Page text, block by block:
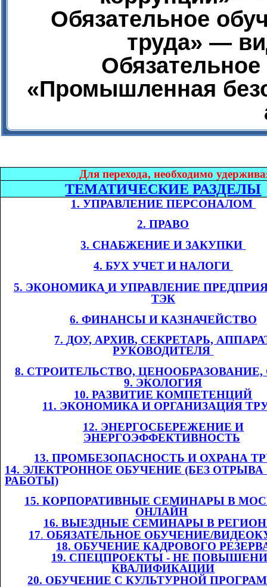
Обязательное
труда» —
«Промышленная
Для перехода, необходимо
ТЕМАТИЧЕСКИЕ РАЗДЕЛЫ
1. УПРАВЛЕНИЕ ПЕРСОНАЛОМ​​
2. ПРАВО
3. СНАБЖЕНИЕ И ЗАКУПКИ​​
4. БУХ УЧЕТ И НАЛОГИ​​
5. ЭКОНОМИКА И УПРАВЛЕНИЕ
ТЭК
6. ФИНАНСЫ И КАЗНАЧЕЙСТВО
7. ​​ДОУ, ​​ АРХИВ, СЕКРЕТАРЬ,
РУКОВОДИТЕЛЯ
8. СТРОИТЕЛЬСТВО,
9. ЭКОЛОГИЯ
10. РАЗВИТИЕ КОМПЕТЕНЦИЙ
11. ЭКОНОМИКА И ОРГАНИЗАЦИЯ
12. ЭНЕРГОСБЕРЕЖЕНИЕ И
ЭНЕРГОЭФФЕКТИВНОСТЬ
13. ПРОМБЕЗОПАСНОСТЬ И ОХРАНА
14. ЭЛЕКТРОННОЕ ОБУЧЕНИЕ (БЕЗ ОТРЫВА
РАБОТЫ)
15. КОРПОРАТИВНЫЕ СЕМИНАРЫ В
ОНЛАЙН
16. ВЫЕЗДНЫЕ СЕМИНАРЫ В
17.​​ ОБЯЗАТЕЛЬНОЕ ОБУЧЕНИЕ/
18. ОБУЧЕНИЕ КАДРОВОГО
19. СПЕЦПРОЕКТЫ - НЕ
КВАЛИФИКАЦИИ
20. ОБУЧЕНИЕ С КУЛЬТУРНОЙ